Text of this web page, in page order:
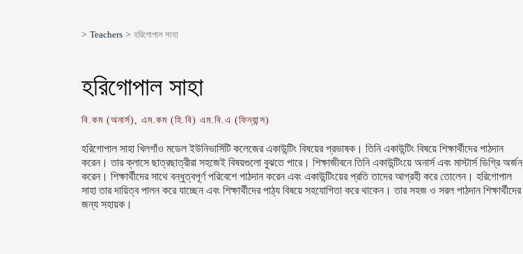
> Teachers > হরিগোপাল সাহা
হরিগোপাল সাহা
বি.কম (অনার্স), এম.কম (হি.বি) এম.বি.এ (ফিন্যান্স)
হরিগোপাল সাহা খিলগাঁও মডেল ইউনিভার্সিটি কলেজের একাউন্টিং বিষয়ের প্রভাষক। তিনি একাউন্টিং বিষয়ে শিক্ষার্থীদের পাঠদান
করেন। তার ক্লাসে ছাত্রছাত্রীরা সহজেই বিষয়গুলো বুঝতে পারে। শিক্ষাজীবনে তিনি একাউন্টিংয়ে অনার্স এবং মাস্টার্স ডিগ্রি অর্জন
করেন। শিক্ষার্থীদের সাথে বন্ধুত্বপূর্ণ পরিবেশে পাঠদান করেন এবং একাউন্টিংয়ের প্রতি তাদের আগ্রহী করে তোলেন। হরিগোপাল
সাহা তার দায়িত্ব পালন করে যাচ্ছেন এবং শিক্ষার্থীদের পাঠ্য বিষয়ে সহযোগিতা করে থাকেন। তার সহজ ও সরল পাঠদান শিক্ষার্থীদের
জন্য সহায়ক।